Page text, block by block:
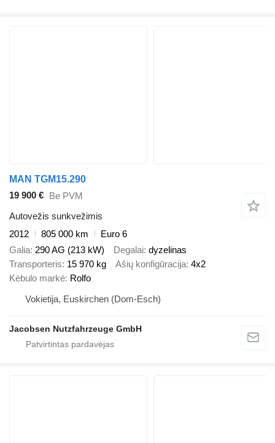
MAN TGM15.290
19 900 € Be PVM
Autovežis sunkvežimis
2012
805 000 km
Euro 6
Galia 290 AG (213 kW) Degalai dyzelinas
Transporteris 15 970 kg Ašių konfigūracija 4x2
Kėbulo markė Rolfo
Vokietija, Euskirchen (Dom-Esch)
Jacobsen Nutzfahrzeuge GmbH